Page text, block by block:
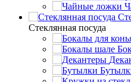
Стеклянная посуда